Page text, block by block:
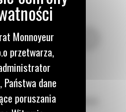
sprawiają, że jest to idealna łyżka do
Monnoyeur
przetwarza,
Państwa dane
poruszania